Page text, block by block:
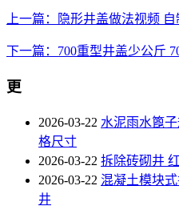
上一篇：隐形井盖做法视频
下一篇：700重型井盖少公斤
更
2026-03-22 水泥雨水篦
格尺寸
2026-03-22 拆除砖砌井
2026-03-22 混凝土模块
井